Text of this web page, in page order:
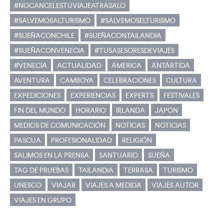
#NOCANCELESTUVIAJEATRASALO
#SALVEMOSALTURISMO
#SALVEMOSELTURISMO
#SUEÑACONCHILE
#SUEÑACONTAILANDIA
#SUEÑACONVENECIA
#TUSASESORESDEVIAJES
#VENECIA
ACTUALIDAD AMERICA
ANTÁRTIDA
AVENTURA
CAMBOYA CELEBRACIONES
CULTURA
EXPEDICIONES
EXPERIENCIAS EXPERTS
FESTIVALES
FIN DEL MUNDO
HORARIO IRLANDA
JAPON
MEDIOS DE COMUNICACIÓN
NOTICAS
NOTICIAS
PASCUA
PROFESIONALIDAD
RELIGIÓN
SALIMOS EN LA PRENSA
SANTUARIO
SUEÑA
TAG DE PRUEBAS
TAILANDIA TERRASA
TURISMO
UNESCO
VIAJAR VIAJES A MEDIDA
VIAJES AUTOR
VIAJES EN GRUPO